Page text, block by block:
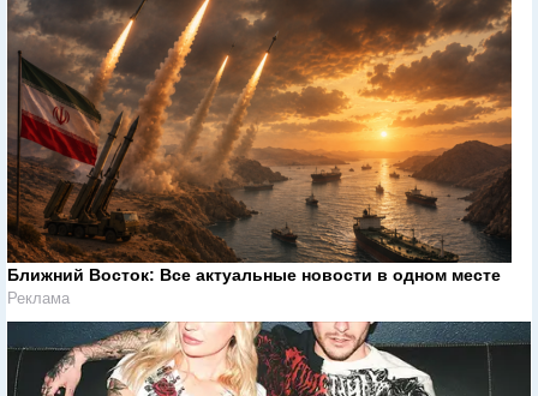
Ближний Восток: Все актуальные новости в одном месте
Реклама